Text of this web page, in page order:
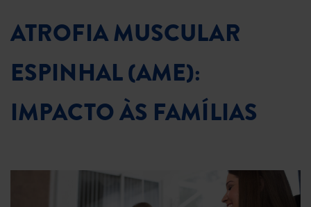
ATROFIA MUSCULAR
ESPINHAL (AME):
IMPACTO ÀS FAMÍLIAS